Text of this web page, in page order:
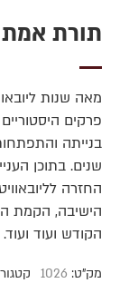
תורת אמת
מאה שנות
פרקים
בנייתה
שנים. בתוכן
החזרה
הישיבה, הקמת
הקודש ועוד ועוד.
מק"ט: 1026